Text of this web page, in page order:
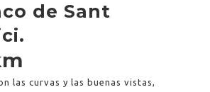
de Sant
las curvas y las buenas vistas,